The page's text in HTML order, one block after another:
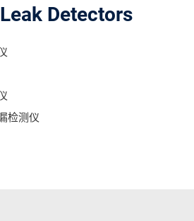
Detectors
检测仪